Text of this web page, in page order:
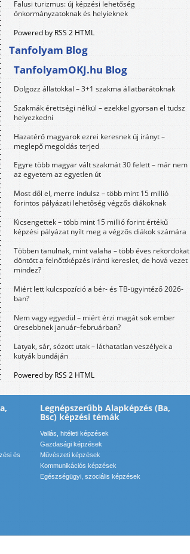
Falusi turizmus: új képzési lehetőség
önkormányzatoknak és helyieknek
Powered by RSS 2 HTML
Tanfolyam Blog
TanfolyamOKJ.hu Blog
Dolgozz állatokkal – 3+1 szakma állatbarátoknak
Szakmák érettségi nélkül – ezekkel gyorsan el tudsz
helyezkedni
Hazatérő magyarok ezrei keresnek új irányt –
meglepő megoldás terjed
Egyre több magyar vált szakmát 30 felett – már nem
az egyetem az egyetlen út
Most dől el, merre indulsz – több mint 15 millió
forintos pályázati lehetőség végzős diákoknak
Kicsengettek – több mint 15 millió forint értékű
képzési pályázat nyílt meg a végzős diákok számára
Többen tanulnak, mint valaha – több éves rekordokat
döntött a felnőttképzés iránti kereslet, de hová vezet
mindez?
Miért lett kulcspozíció a bér- és TB-ügyintéző 2026-
ban?
Nem vagy egyedül – miért érzi magát sok ember
üresebbnek január–februárban?
Latyak, sár, sózott utak – láthatatlan veszélyek a
kutyák bundáján
Powered by RSS 2 HTML
és
Legnépszerűbb Alapképzés (Ba,
Bsc) képzési témák
Vallás, hitéleti képzések
Gazdasági képzések
Művészeti képzések
Kommunikációs képzések
Egészségügyi, szociális képzések